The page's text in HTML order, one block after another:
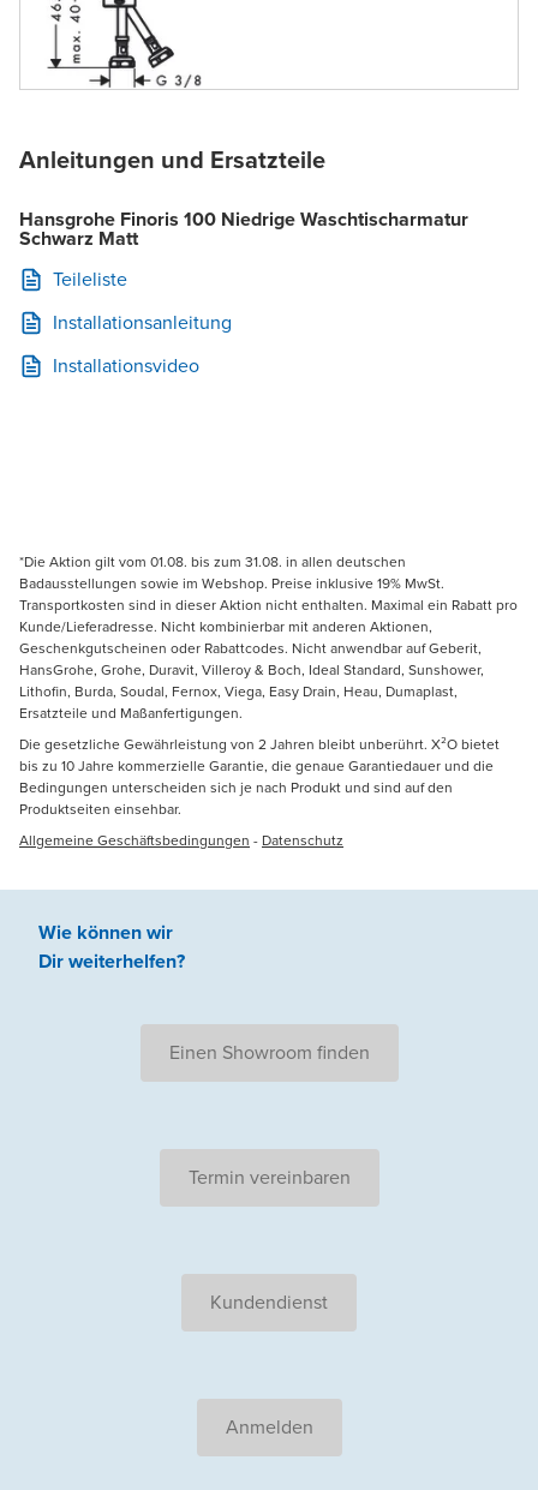
Anleitungen und Ersatzteile
Hansgrohe Finoris 100 Niedrige Waschtischarmatur
Schwarz Matt
Teileliste
Installationsanleitung
Installationsvideo
*Die Aktion gilt vom 01.08. bis zum 31.08. in allen deutschen
Badausstellungen sowie im Webshop. Preise inklusive 19% MwSt.
Transportkosten sind in dieser Aktion nicht enthalten. Maximal ein Rabatt pro
Kunde/Lieferadresse. Nicht kombinierbar mit anderen Aktionen,
Geschenkgutscheinen oder Rabattcodes. Nicht anwendbar auf Geberit,
HansGrohe, Grohe, Duravit, Villeroy & Boch, Ideal Standard, Sunshower,
Lithofin, Burda, Soudal, Fernox, Viega, Easy Drain, Heau, Dumaplast,
Ersatzteile und Maßanfertigungen.
Die gesetzliche Gewährleistung von 2 Jahren bleibt unberührt. X²O bietet
bis zu 10 Jahre kommerzielle Garantie, die genaue Garantiedauer und die
Bedingungen unterscheiden sich je nach Produkt und sind auf den
Produktseiten einsehbar.
Allgemeine Geschäftsbedingungen - Datenschutz
Wie können wir
Dir weiterhelfen?
Einen Showroom finden
Termin vereinbaren
Kundendienst
Anmelden